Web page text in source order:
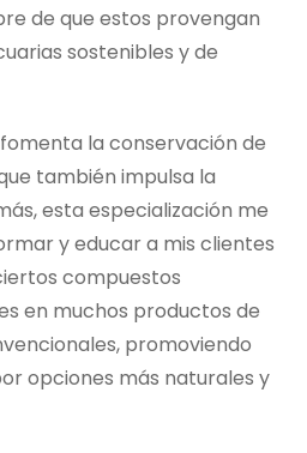
de que estos provengan
sostenibles y de
la conservación de
también impulsa la
esta especialización me
y educar a mis clientes
compuestos
en muchos productos de
promoviendo
opciones más naturales y